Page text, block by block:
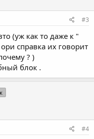
#3
(уж как то даже к "
справка их говорит
? )
блок .
#4